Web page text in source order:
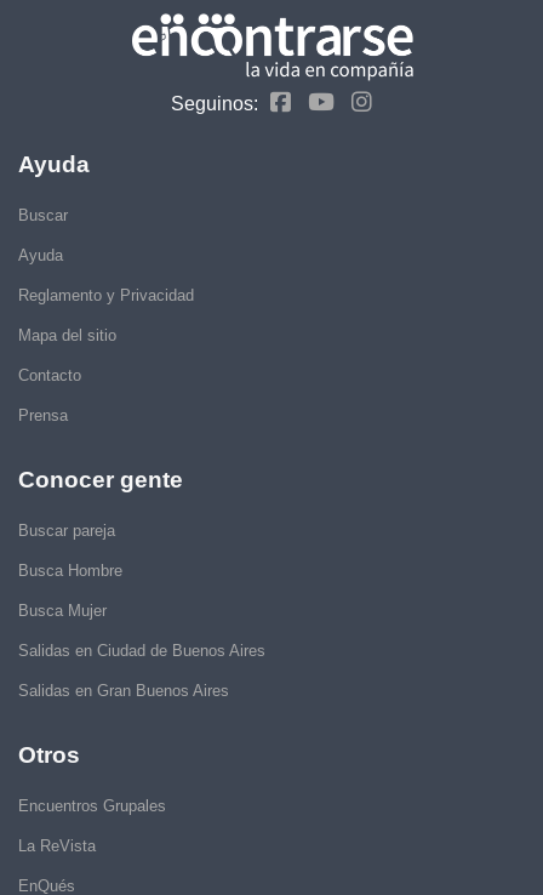
Seguinos:
Ayuda
Buscar
Ayuda
Reglamento y Privacidad
Mapa del sitio
Contacto
Prensa
Conocer gente
Buscar pareja
Busca Hombre
Busca Mujer
Salidas en Ciudad de Buenos Aires
Salidas en Gran Buenos Aires
Otros
Encuentros Grupales
La ReVista
EnQués